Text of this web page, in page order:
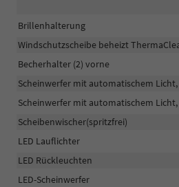
Brillenhalterung
Windschutzscheibe beheizt
Becherhalter (2) vorne
Scheinwerfer mit automatischem
Scheinwerfer mit automatischem
Scheibenwischer(spritzfrei)
LED Lauflichter
LED Rückleuchten
LED-Scheinwerfer